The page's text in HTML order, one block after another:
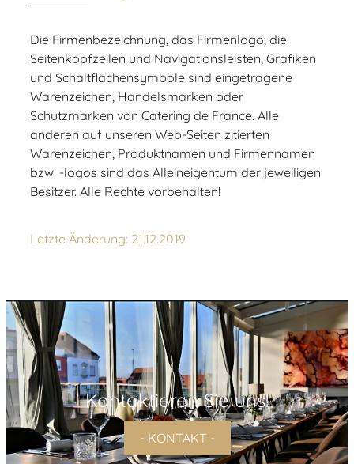
Die Firmenbezeichnung, das Firmenlogo, die
Seitenkopfzeilen und Navigationsleisten, Grafiken
und Schaltflächensymbole sind eingetragene
Warenzeichen, Handelsmarken oder
Schutzmarken von Catering de France. Alle
anderen auf unseren Web-Seiten zitierten
Warenzeichen, Produktnamen und Firmennamen
bzw. -logos sind das Alleineigentum der jeweiligen
Besitzer. Alle Rechte vorbehalten!
Letzte Änderung: 21.12.2019
Kontaktieren Sie uns!
- KONTAKT -